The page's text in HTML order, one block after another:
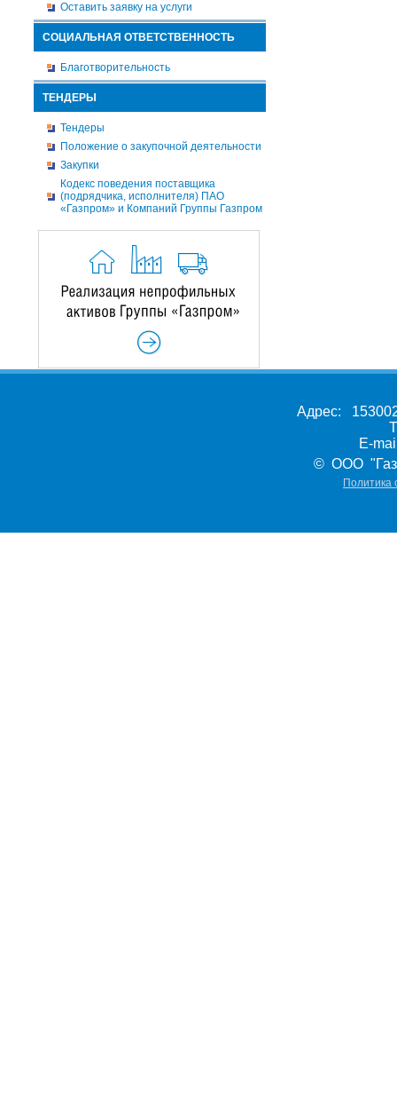
Оставить заявку на услуги
СОЦИАЛЬНАЯ ОТВЕТСТВЕННОСТЬ
Благотворительность
ТЕНДЕРЫ
Тендеры
Положение о закупочной деятельности
Закупки
Кодекс поведения поставщика
(подрядчика, исполнителя) ПАО
«Газпром» и Компаний Группы Газпром
Адрес:
E-
© ООО
Политика